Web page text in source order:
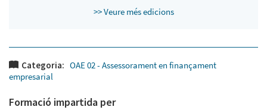
>> Veure més edicions
Categoria: OAE 02 - Assessorament en finançament
empresarial
Formació impartida per